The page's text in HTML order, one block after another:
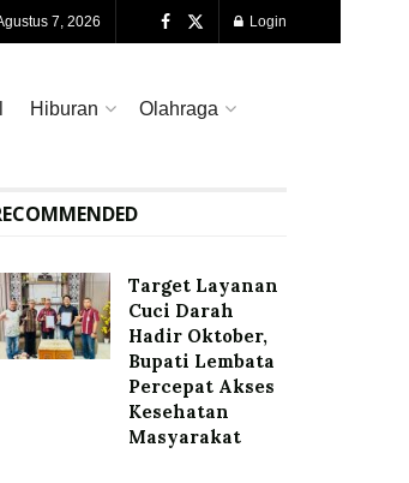
7, 2026 Login
Hiburan Olahraga
Target Layanan
Cuci Darah
Hadir Oktober,
Bupati Lembata
Percepat Akses
Kesehatan
Masyarakat